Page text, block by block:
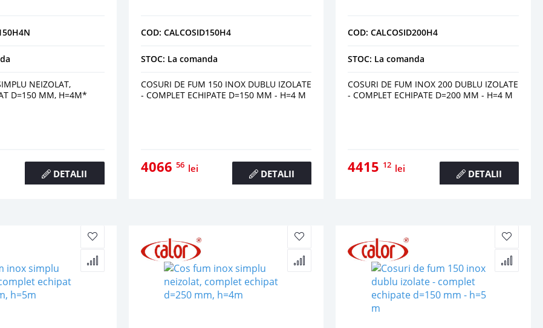
NEIZOLAT,
D=150 MM, H=4M*
DETALII
COD: CALCOSID150H4
STOC: La comanda
COSURI DE FUM 150 INOX DUBLU IZOLATE
- COMPLET ECHIPATE D=150 MM - H=4 M
4066 56 lei DETALII
COD: CALCOSID200H4
STOC: La comanda
COSURI DE FUM INOX 200 DUBLU IZOLATE
- COMPLET ECHIPATE D=200 MM - H=4 M
4415 12 lei DETALII